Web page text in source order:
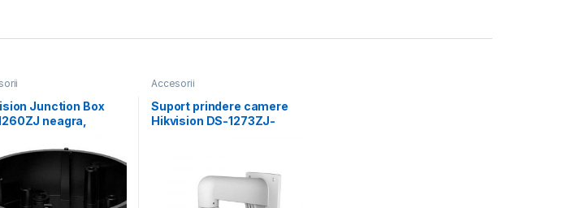
Junction Box
neagra,
aliaj
Accesorii
Suport prindere camere
Hikvision DS-1273ZJ-